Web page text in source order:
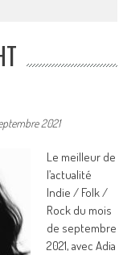
2021
Le meilleur de
l’actualité
Indie / Folk /
Rock du mois
de septembre
2021, avec Adia